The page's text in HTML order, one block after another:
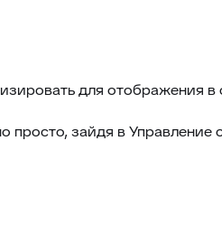
для отображения в
просто, зайдя в Управление